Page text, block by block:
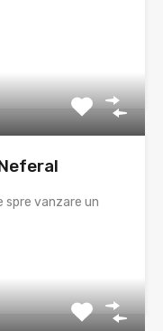
spre vanzare un